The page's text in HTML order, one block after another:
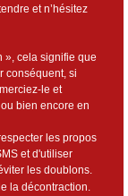
et n’hésitez
», cela signifie que
conséquent, si
le et
bien encore en
les propos
et d'utiliser
les doublons.
la décontraction.